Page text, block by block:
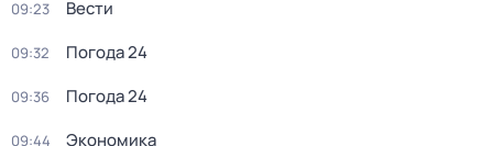
09:23 Вести
09:32 Погода 24
09:36 Погода 24
09:44 Экономика